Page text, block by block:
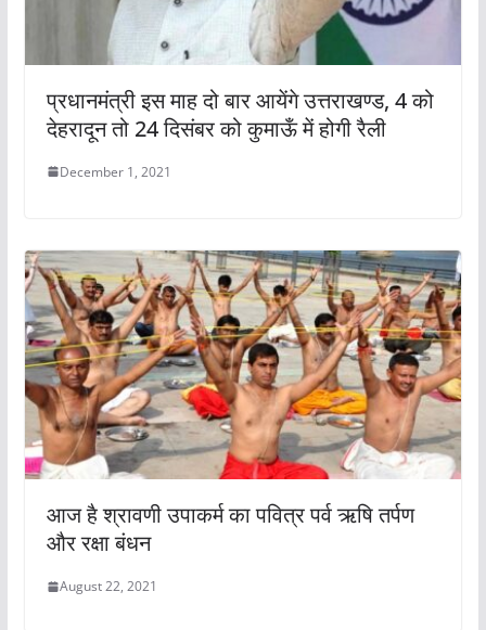
प्रधानमंत्री इस माह दो बार आयेंगे उत्तराखण्ड, 4 को
देहरादून तो 24 दिसंबर को कुमाऊँ में होगी रैली
December 1, 2021
आज है श्रावणी उपाकर्म का पवित्र पर्व ऋषि तर्पण
और रक्षा बंधन
August 22, 2021